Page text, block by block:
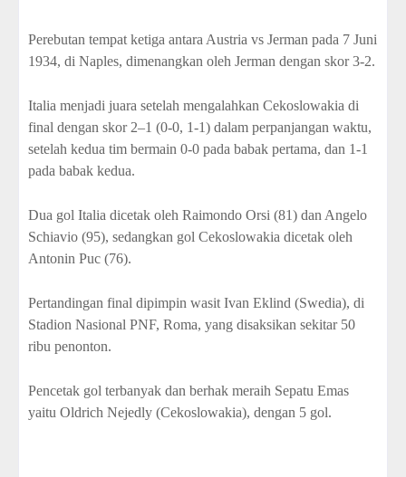
Perebutan tempat ketiga antara Austria vs Jerman pada 7 Juni
1934, di Naples, dimenangkan oleh Jerman dengan skor 3-2.
Italia menjadi juara setelah mengalahkan Cekoslowakia di
final dengan skor 2–1 (0-0, 1-1) dalam perpanjangan waktu,
setelah kedua tim bermain 0-0 pada babak pertama, dan 1-1
pada babak kedua.
Dua gol Italia dicetak oleh Raimondo Orsi (81) dan Angelo
Schiavio (95), sedangkan gol Cekoslowakia dicetak oleh
Antonin Puc (76).
Pertandingan final dipimpin wasit Ivan Eklind (Swedia), di
Stadion Nasional PNF, Roma, yang disaksikan sekitar 50
ribu penonton.
Pencetak gol terbanyak dan berhak meraih Sepatu Emas
yaitu Oldrich Nejedly (Cekoslowakia), dengan 5 gol.